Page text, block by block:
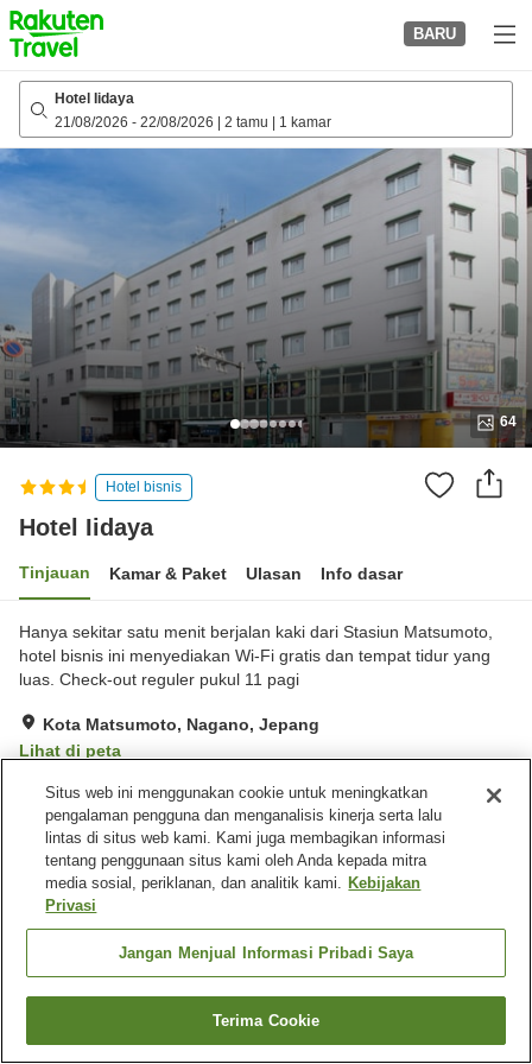
to
top
page
BARU
Hotel Iidaya
21/08/2026 - 22/08/2026 2 tamu 1 kamar
64
Hotel bisnis
Hotel Iidaya
Tinjauan Kamar & Paket Ulasan Info dasar
Hanya sekitar satu menit berjalan kaki dari Stasiun Matsumoto,
hotel bisnis ini menyediakan Wi-Fi gratis dan tempat tidur yang
luas. Check-out reguler pukul 11 ​​pagi
Kota Matsumoto, Nagano, Jepang
Lihat di peta
Sangat baik Ulasan: 234
Fasilitas properti
Tempat parkir
Restoran
Mesin penjual otomatis
Beranda Jepang Nagano Kota Matsumoto Hotel Iidaya
Cari kamar
Situs web ini menggunakan cookie untuk meningkatkan
pengalaman pengguna dan menganalisis kinerja serta lalu
lintas di situs web kami. Kami juga membagikan informasi
tentang penggunaan situs kami oleh Anda kepada mitra
media sosial, periklanan, dan analitik kami. Kebijakan
Privasi
Jangan Menjual Informasi Pribadi Saya
Terima Cookie